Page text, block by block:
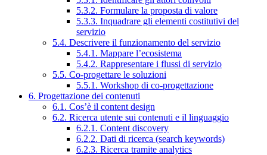
5.3.2. Formulare la proposta di valore
5.3.3. Inquadrare gli elementi costitutivi del
servizio
5.4. Descrivere il funzionamento del servizio
5.4.1. Mappare l’ecosistema
5.4.2. Rappresentare i flussi di servizio
5.5. Co-progettare le soluzioni
5.5.1. Workshop di co-progettazione
6. Progettazione dei contenuti
6.1. Cos’è il content design
6.2. Ricerca utente sui contenuti e il linguaggio
6.2.1. Content discovery
6.2.2. Dati di ricerca (search keywords)
6.2.3. Ricerca tramite analytics